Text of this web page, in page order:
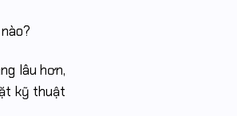
lâu hơn,
kỹ thuật